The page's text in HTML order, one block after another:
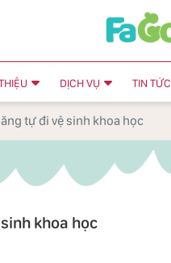
DỊCH VỤ TIN TỨC
tự đi vệ sinh khoa học
khoa học